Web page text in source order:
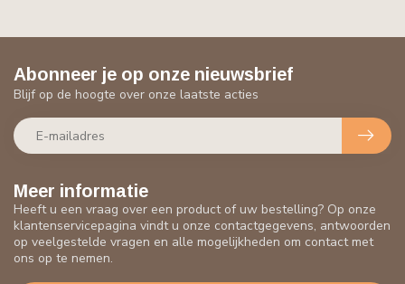
Meer informatie
Heeft u een vraag over een product of uw bestelling? Op onze
klantenservicepagina vindt u onze contactgegevens, antwoorden
op veelgestelde vragen en alle mogelijkheden om contact met
ons op te nemen.
Abonneer je op onze nieuwsbrief
Blijf op de hoogte over onze laatste acties